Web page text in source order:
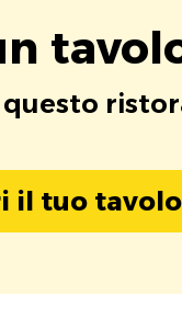
il tuo tavolo